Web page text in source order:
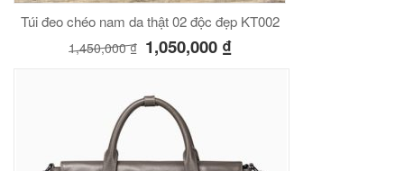
Túi đeo chéo nam da thật 02 độc đẹp KT002
1,450,000₫ 1,050,000 ₫